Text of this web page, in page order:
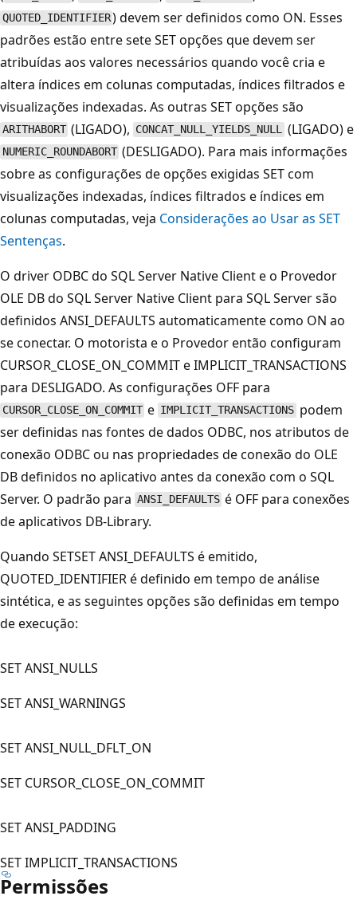
QUOTED_IDENTIFIER) devem ser definidos como ON. Esses
padrões estão entre sete SET opções que devem ser
atribuídas aos valores necessários quando você cria e
altera índices em colunas computadas, índices filtrados e
visualizações indexadas. As outras SET opções são
ARITHABORT (LIGADO), CONCAT_NULL_YIELDS_NULL (LIGADO) e
NUMERIC_ROUNDABORT (DESLIGADO). Para mais informações
sobre as configurações de opções exigidas SET com
visualizações indexadas, índices filtrados e índices em
colunas computadas, veja Considerações ao Usar as SET
Sentenças.
O driver ODBC do SQL Server Native Client e o Provedor
OLE DB do SQL Server Native Client para SQL Server são
definidos ANSI_DEFAULTS automaticamente como ON ao
se conectar. O motorista e o Provedor então configuram
CURSOR_CLOSE_ON_COMMIT e IMPLICIT_TRANSACTIONS
para DESLIGADO. As configurações OFF para
CURSOR_CLOSE_ON_COMMIT e IMPLICIT_TRANSACTIONS podem
ser definidas nas fontes de dados ODBC, nos atributos de
conexão ODBC ou nas propriedades de conexão do OLE
DB definidos no aplicativo antes da conexão com o SQL
Server. O padrão para ANSI_DEFAULTS é OFF para conexões
de aplicativos DB-Library.
Quando SETSET ANSI_DEFAULTS é emitido,
QUOTED_IDENTIFIER é definido em tempo de análise
sintética, e as seguintes opções são definidas em tempo
de execução:
SET ANSI_NULLS
SET ANSI_WARNINGS
SET ANSI_NULL_DFLT_ON
SET CURSOR_CLOSE_ON_COMMIT
SET ANSI_PADDING
SET IMPLICIT_TRANSACTIONS
Permissões